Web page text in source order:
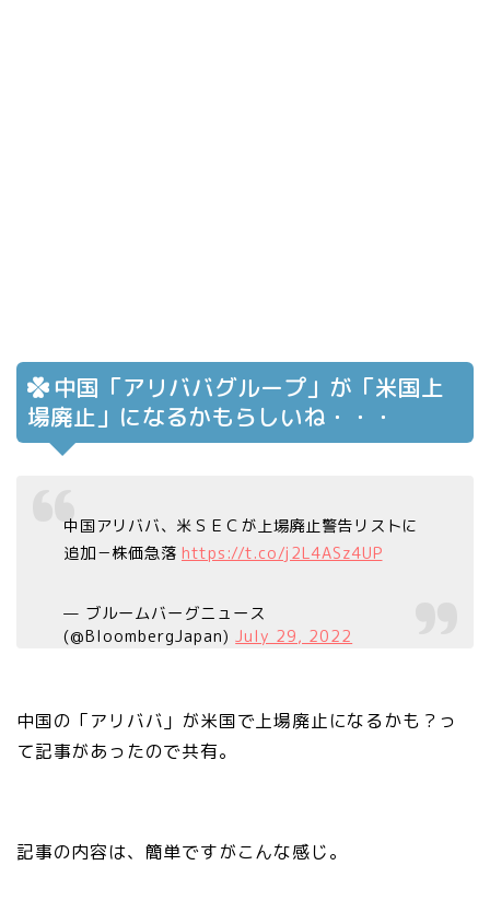
中国「アリババグループ」が「米国上
場廃止」になるかもらしいね・・・
中国アリババ、米ＳＥＣが上場廃止警告リストに
追加－株価急落 https://t.co/j2L4ASz4UP
— ブルームバーグニュース
(@BloombergJapan)July 29, 2022
中国の「アリババ」が米国で上場廃止になるかも？っ
て記事があったので共有。
記事の内容は、簡単ですがこんな感じ。